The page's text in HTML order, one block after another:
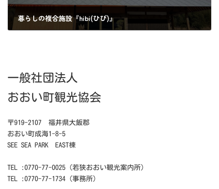
暮らしの複合施設『hibi(ひび)』
一般社団法人
おおい町観光協会
〒919-2107 福井県大飯郡
おおい町成海1-8-5
SEE SEA PARK EAST棟
TEL :0770-77-0025（若狭おおい観光案内所）
TEL :0770-77-1734（事務所）